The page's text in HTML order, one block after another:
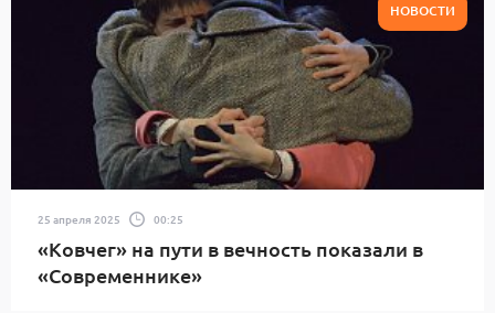
НОВОСТИ
25 апреля 2025 00:25
«Ковчег» на пути в вечность показали в
«Современнике»